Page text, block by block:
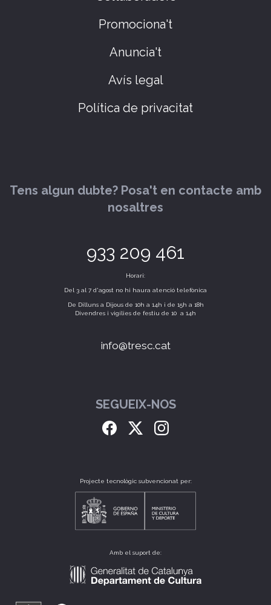
Promociona't
Anuncia't
Avís legal
Política de privacitat
Tens algun dubte? Posa't en contacte amb
nosaltres
933 209 461
Horari:
Del 3 al 7 d'agost no hi haura atenció telefònica
De Dilluns a Dijous de 10h a 14h i de 15h a 18h
Divendres i vigílies de festiu de 10 a 14h
info@tresc.cat
SEGUEIX-NOS
Projecte tecnològic subvencionat per:
Amb el suport de: